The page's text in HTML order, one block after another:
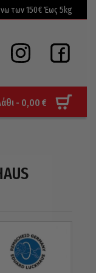
των 150€ Έως 5kg
- 0,00 €